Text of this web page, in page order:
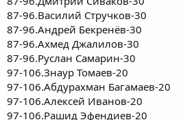
87-96.Василий Стручков-30
87-96.Андрей Бекренёв-30
87-96.Ахмед Джалилов-30
87-96.Руслан Самарин-30
97-106.Знаур Томаев-20
97-106.Абдурахман Багамаев-20
97-106.Алексей Иванов-20
97-106.Рашид Эфендиев-20